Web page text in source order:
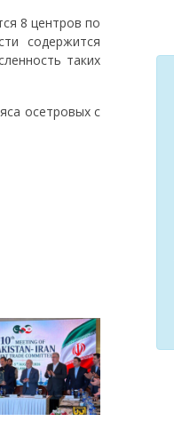
8 центров по
содержится
таких
осетровых с